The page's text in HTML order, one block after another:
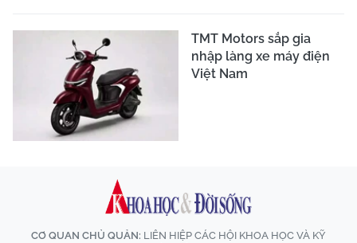
TMT Motors sắp gia
nhập làng xe máy điện
Việt Nam
CƠ QUAN CHỦ QUẢN: LIÊN HIỆP CÁC HỘI KHOA HỌC VÀ KỸ